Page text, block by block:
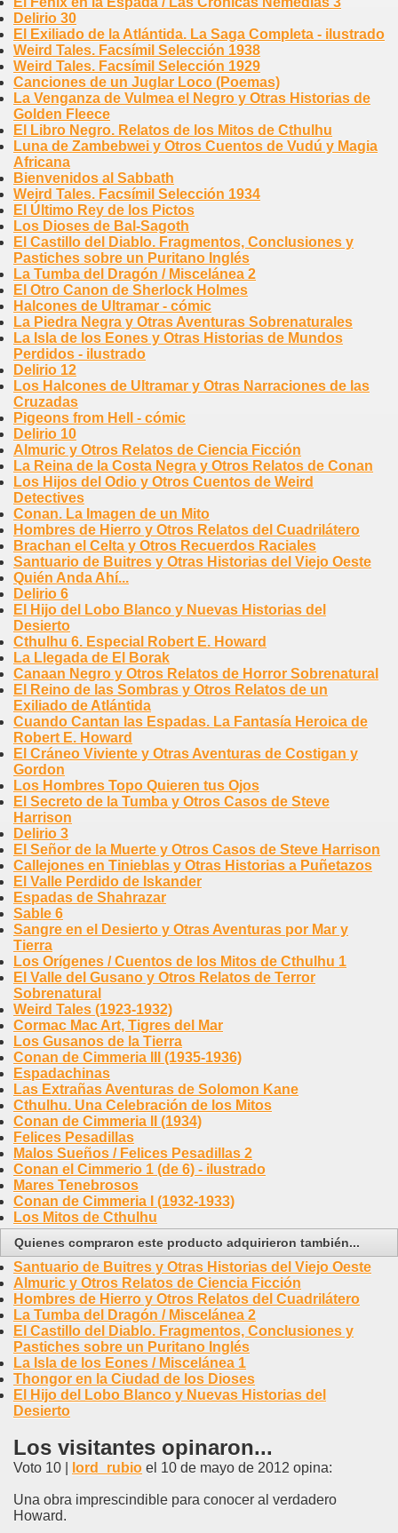
Delirio 30
El Exiliado de la Atlántida. La Saga Completa - ilustrado
Weird Tales. Facsímil Selección 1938
Weird Tales. Facsímil Selección 1929
Canciones de un Juglar Loco (Poemas)
La Venganza de Vulmea el Negro y Otras Historias de
Golden Fleece
El Libro Negro. Relatos de los Mitos de Cthulhu
Luna de Zambebwei y Otros Cuentos de Vudú y Magia
Africana
Bienvenidos al Sabbath
Weird Tales. Facsímil Selección 1934
El Último Rey de los Pictos
Los Dioses de Bal-Sagoth
El Castillo del Diablo. Fragmentos, Conclusiones y
Pastiches sobre un Puritano Inglés
La Tumba del Dragón / Miscelánea 2
El Otro Canon de Sherlock Holmes
Halcones de Ultramar - cómic
La Piedra Negra y Otras Aventuras Sobrenaturales
La Isla de los Eones y Otras Historias de Mundos
Perdidos - ilustrado
Delirio 12
Los Halcones de Ultramar y Otras Narraciones de las
Cruzadas
Pigeons from Hell - cómic
Delirio 10
Almuric y Otros Relatos de Ciencia Ficción
La Reina de la Costa Negra y Otros Relatos de Conan
Los Hijos del Odio y Otros Cuentos de Weird
Detectives
Conan. La Imagen de un Mito
Hombres de Hierro y Otros Relatos del Cuadrilátero
Brachan el Celta y Otros Recuerdos Raciales
Santuario de Buitres y Otras Historias del Viejo Oeste
Quién Anda Ahí...
Delirio 6
El Hijo del Lobo Blanco y Nuevas Historias del
Desierto
Cthulhu 6. Especial Robert E. Howard
La Llegada de El Borak
Canaan Negro y Otros Relatos de Horror Sobrenatural
El Reino de las Sombras y Otros Relatos de un
Exiliado de Atlántida
Cuando Cantan las Espadas. La Fantasía Heroica de
Robert E. Howard
El Cráneo Viviente y Otras Aventuras de Costigan y
Gordon
Los Hombres Topo Quieren tus Ojos
El Secreto de la Tumba y Otros Casos de Steve
Harrison
Delirio 3
El Señor de la Muerte y Otros Casos de Steve Harrison
Callejones en Tinieblas y Otras Historias a Puñetazos
El Valle Perdido de Iskander
Espadas de Shahrazar
Sable 6
Sangre en el Desierto y Otras Aventuras por Mar y
Tierra
Los Orígenes / Cuentos de los Mitos de Cthulhu 1
El Valle del Gusano y Otros Relatos de Terror
Sobrenatural
Weird Tales (1923-1932)
Cormac Mac Art, Tigres del Mar
Los Gusanos de la Tierra
Conan de Cimmeria III (1935-1936)
Espadachinas
Las Extrañas Aventuras de Solomon Kane
Cthulhu. Una Celebración de los Mitos
Conan de Cimmeria II (1934)
Felices Pesadillas
Malos Sueños / Felices Pesadillas 2
Conan el Cimmerio 1 (de 6) - ilustrado
Mares Tenebrosos
Conan de Cimmeria I (1932-1933)
Los Mitos de Cthulhu
Quienes compraron este producto adquirieron también...
Santuario de Buitres y Otras Historias del Viejo Oeste
Almuric y Otros Relatos de Ciencia Ficción
Hombres de Hierro y Otros Relatos del Cuadrilátero
La Tumba del Dragón / Miscelánea 2
El Castillo del Diablo. Fragmentos, Conclusiones y
Pastiches sobre un Puritano Inglés
La Isla de los Eones / Miscelánea 1
Thongor en la Ciudad de los Dioses
El Hijo del Lobo Blanco y Nuevas Historias del
Desierto
Los visitantes opinaron...
Voto 10 | lord_rubio el 10 de mayo de 2012 opina:
Una obra imprescindible para conocer al verdadero
Howard.